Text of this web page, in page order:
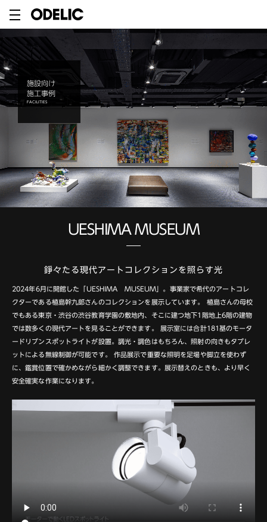
施設向け
施工事例
FACILITIES
UESHIMA MUSEUM
錚々たる現代アートコレクションを照らす光
2024年6月に開館した「UESHIMA MUSEUM」。事業家で希代のアートコレ
クターである植島幹九郞さんのコレクションを展示しています。
植島さんの母校
でもある東京・渋谷の渋谷教育学園の敷地内、そこに建つ地下1階地上6階の建物
では数多くの現代アートを見ることができます。
展示室には合計181基のモータ
ードリブンスポットライトが設置。調光・調色はもちろん、照射の向きもタブレ
ットによる無線制御が可能です。
作品展示で重要な照明を足場や脚立を使わず
に、鑑賞位置で確かめながら細かく調整できます。展示替えのときも、より早く
安全確実な作業になります。